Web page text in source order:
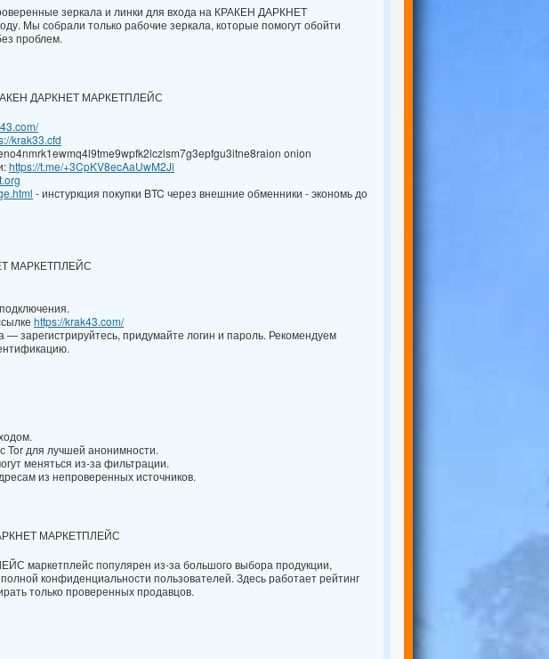
зеркала и линки для входа на КРАКЕН ДАРКНЕТ
Мы собрали только рабочие зеркала, которые помогут обойти
проблем.
ДАРКНЕТ МАРКЕТПЛЕЙС
krak33.cfd
onion
https://t.me/+3CpKV8ecAaUwM2Ji
- инстуркция покупки BTC через внешние обменники - экономь до
МАРКЕТПЛЕЙС
https://krak43.com/
— зарегистрируйтесь, придумайте логин и пароль. Рекомендуем
Tor для лучшей анонимности.
меняться из-за фильтрации.
из непроверенных источников.
МАРКЕТПЛЕЙС
маркетплейс популярен из-за большого выбора продукции,
конфиденциальности пользователей. Здесь работает рейтинг
только проверенных продавцов.